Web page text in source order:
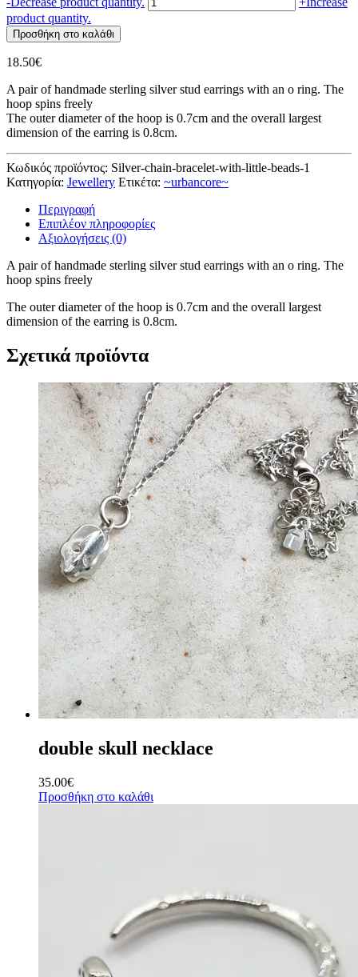
ring
product quantity.
Προσθήκη στο καλάθι
18.50€
A pair of handmade sterling silver stud earrings with an o ring. The
hoop spins freely
The outer diameter of the hoop is 0.7cm and the overall largest
dimension of the earring is 0.8cm.
Κωδικός προϊόντος: Silver-chain-bracelet-with-little-beads-1
Κατηγορία: Jewellery Ετικέτα: ~urbancore~
Περιγραφή
Επιπλέον πληροφορίες
Αξιολογήσεις (0)
A pair of handmade sterling silver stud earrings with an o ring. The
hoop spins freely
The outer diameter of the hoop is 0.7cm and the overall largest
dimension of the earring is 0.8cm.
Σχετικά προϊόντα
double skull necklace
35.00€
Προσθήκη στο καλάθι